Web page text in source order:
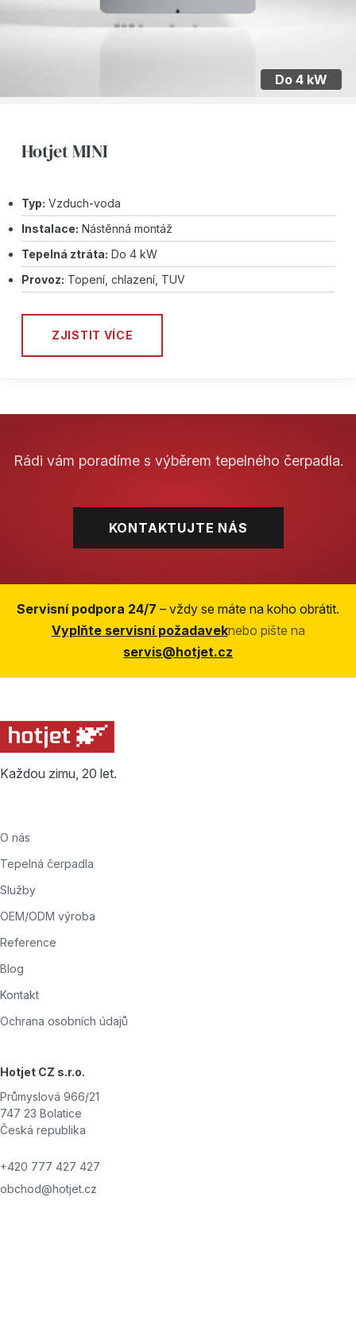
Do 4 kW
Hotjet MINI
Typ: Vzduch-voda
Instalace: Nástěnná montáž
Tepelná ztráta: Do 4 kW
Provoz: Topení, chlazení, TUV
ZJISTIT VÍCE
Rádi vám poradíme s výběrem tepelného čerpadla.
KONTAKTUJTE NÁS
Servisní podpora 24/7 – vždy se máte na koho obrátit.
Vyplňte servisní požadaveknebo pište na
servis@hotjet.cz
Každou zimu, 20 let.
O nás
Tepelná čerpadla
Služby
OEM/ODM výroba
Reference
Blog
Kontakt
Ochrana osobních údajů
Hotjet CZ s.r.o.
Průmyslová 966/21
747 23 Bolatice
Česká republika
+420 777 427 427
obchod@hotjet.cz